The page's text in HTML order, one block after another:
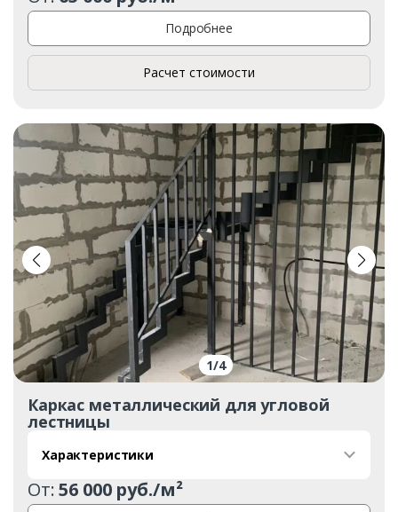
Подробнее
Расчет стоимости
1/4
Каркас металлический для угловой
лестницы
Характеристики
От:56 000 руб./м²